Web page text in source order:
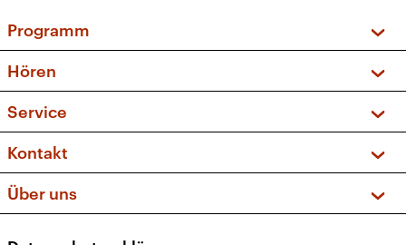
Programm
Sendungen und Podcasts
Musikliste
Kakadu – Das Kinderprogramm
Hören
Frequenzen (UKW + DAB+)
Service
FAQ
Apps
Newsletter
Kontakt
Social Media
Über uns